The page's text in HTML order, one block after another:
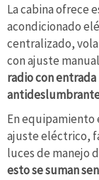
La cabina ofrece
acondicionado
centralizado,
con ajuste
radio con
En equipamiento
ajuste eléctrico,
luces de manejo
esto se suman